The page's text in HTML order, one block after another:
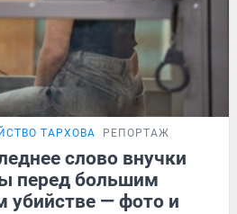
ТАРХОВА РЕПОРТАЖ
слово внучки
перед большим
убийстве — фото и